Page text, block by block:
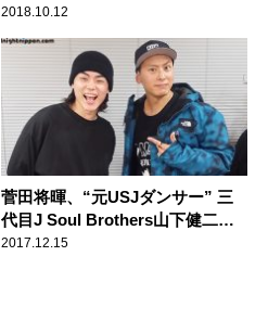
2018.10.12
菅田将暉、“元USJダンサー” 三
代目J Soul Brothers山下健二郎
の裏話に大興奮！
2017.12.15